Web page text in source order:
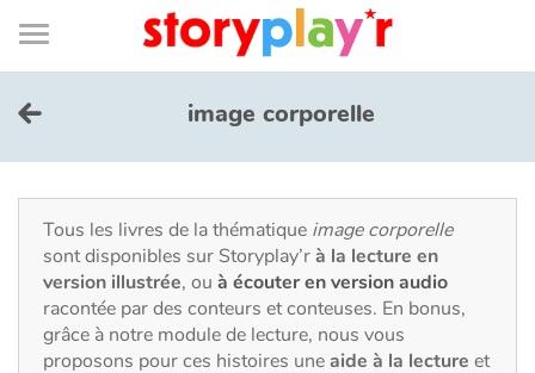
Connexion
Bibliothèque
de
page
Menu
Je me connecte
Tester gratuitement
Bibliothèque
image corporelle
Tous les livres de la thématique image corporelle
sont disponibles sur Storyplay’rà la lecture en
version illustrée, ou à écouter en version audio
racontée par des conteurs et conteuses. En bonus,
grâce à notre module de lecture, nous vous
proposons pour ces histoires uneaide à la lecture et